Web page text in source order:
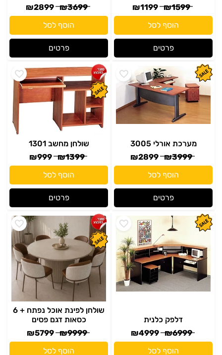
₪1599
₪1199
הוסף לסל
פרטים
₪3699
₪2899
הוסף לסל
פרטים
מערכת אורלי 3005
₪3999
₪2899
הוסף לסל
פרטים
שולחן מחשב 1301
₪1399
₪999
הוסף לסל
פרטים
דלפק כלנית
₪6999
₪4999
הוסף לסל
שולחן לפינת אוכל נפתח + 6
כסאות דגם פסים
₪9999
₪5799
הוסף לסל